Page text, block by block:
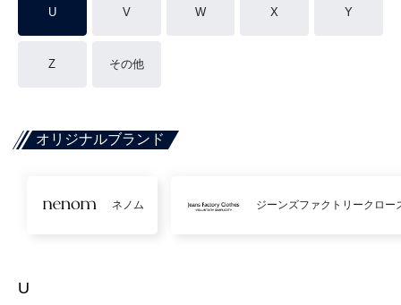
U V W X Y
Z その他
オリジナルブランド
ネノム ジーンズファクトリークロー
U